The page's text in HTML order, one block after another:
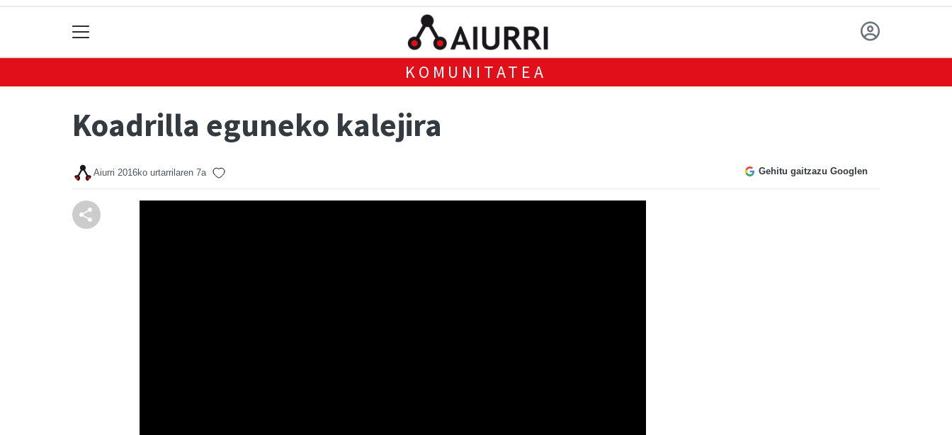
KOMUNITATEA
Koadrilla eguneko kalejira
Aiurri 2016ko urtarrilaren 7a Gehitu gaitzazu Googlen